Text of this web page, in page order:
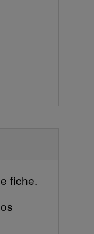
fiche.